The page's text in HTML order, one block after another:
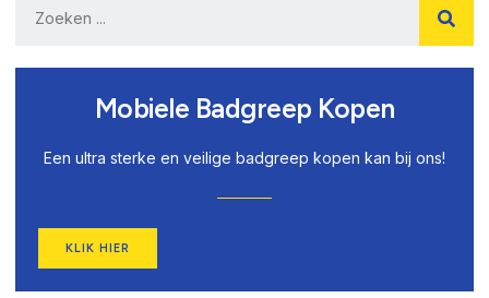
Mobiele Badgreep Kopen
Een ultra sterke en veilige badgreep kopen kan bij ons!
KLIK HIER